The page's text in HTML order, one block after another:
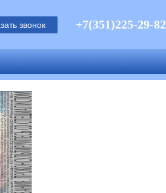
+7(351)225-29-82
звонок